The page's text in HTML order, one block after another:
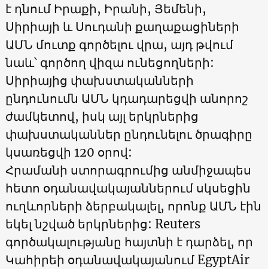
է դնում Իրաքի, Իրանի, Յեմենի,
Սիրիայի և Սուդանի քաղաքացիների
ԱՄՆ մուտք գործելու վրա, այդ թվում
նաև՝ գործող վիզա ունեցողների:
Սիրիայից փախստականների
ընդունումն ԱՄՆ կդադարեցվի անորոշ
ժամկետով, իսկ այլ երկրներից
փախստականներ ընդունելու ծրագիրը
կսառեցվի 120 օրով:
Հրամանի ստորագրումից անմիջապես
հետո օդանավակայաններում սկսեցին
ուղևորների ձերբակալել, որոնք ԱՄՆ էին
եկել նշված երկրներից: Reuters
գործակալությանը հայտնի է դարձել, որ
Կահիրեի օդանավակայանում EgyptAir